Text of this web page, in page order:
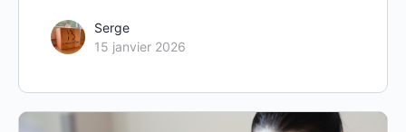
Serge
15 janvier 2026